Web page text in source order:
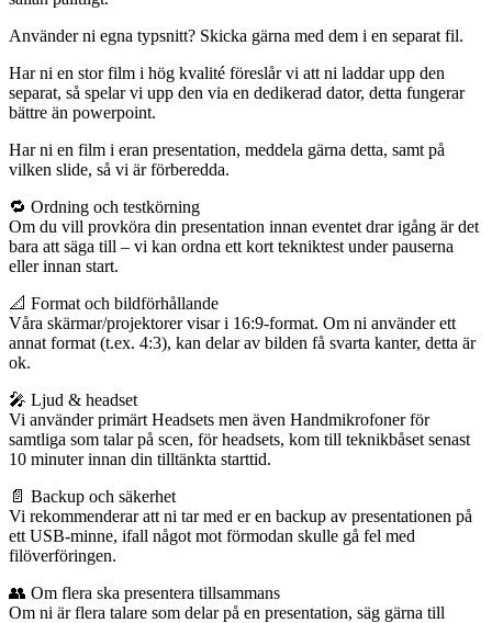
Använder ni egna typsnitt? Skicka gärna med dem i en separat fil.
Har ni en stor film i hög kvalité föreslår vi att ni laddar upp den
separat, så spelar vi upp den via en dedikerad dator, detta fungerar
bättre än powerpoint.
Har ni en film i eran presentation, meddela gärna detta, samt på
vilken slide, så vi är förberedda.
🔁 Ordning och testkörning
Om du vill provköra din presentation innan eventet drar igång är det
bara att säga till – vi kan ordna ett kort tekniktest under pauserna
eller innan start.
📐 Format och bildförhållande
Våra skärmar/projektorer visar i 16:9-format. Om ni använder ett
annat format (t.ex. 4:3), kan delar av bilden få svarta kanter, detta är
ok.
🎤 Ljud & headset
Vi använder primärt Headsets men även Handmikrofoner för
samtliga som talar på scen, för headsets, kom till teknikbåset senast
10 minuter innan din tilltänkta starttid.
📄 Backup och säkerhet
Vi rekommenderar att ni tar med er en backup av presentationen på
ett USB-minne, ifall något mot förmodan skulle gå fel med
filöverföringen.
👥 Om flera ska presentera tillsammans
Om ni är flera talare som delar på en presentation, säg gärna till